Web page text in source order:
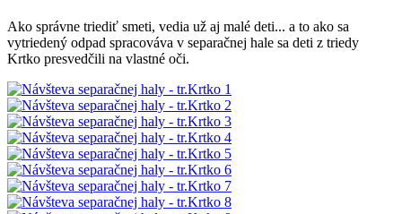
Ako správne triediť smeti, vedia už aj malé deti... a to ako sa
vytriedený odpad spracováva v separačnej hale sa deti z triedy
Krtko presvedčili na vlastné oči.